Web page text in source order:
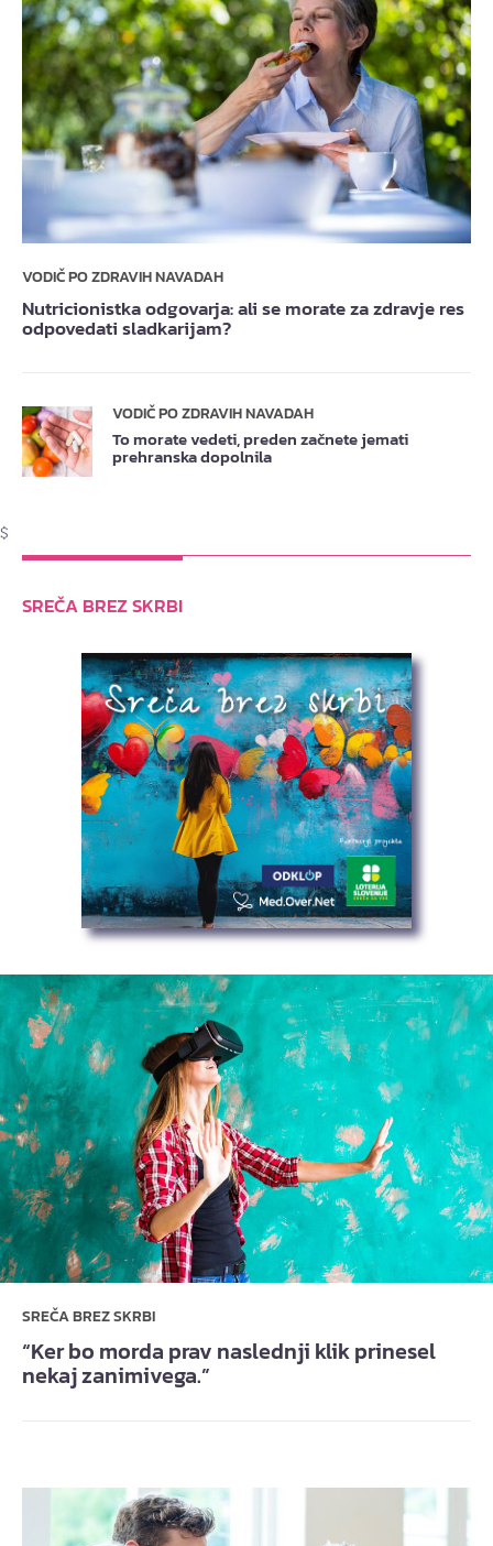
VODIČ PO ZDRAVIH NAVADAH
Nutricionistka odgovarja: ali se morate za zdravje res
odpovedati sladkarijam?
VODIČ PO ZDRAVIH NAVADAH
To morate vedeti, preden začnete jemati
prehranska dopolnila
$
SREČA BREZ SKRBI
SREČA BREZ SKRBI
“Ker bo morda prav naslednji klik prinesel
nekaj zanimivega.”